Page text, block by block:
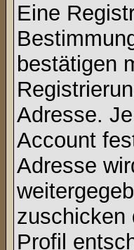
Eine
bestätigen
Adresse.
Account
Adresse
zuschicken
Profil